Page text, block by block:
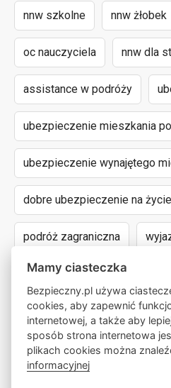
nnw szkolne nnw żłobek
oc nauczyciela nnw dla
assistance w podróży
ubezpieczenie mieszkania
ubezpieczenie wynajętego
dobre ubezpieczenie na życie
podróż zagraniczna
assistance dla aut powyżej 15
następstwa nieszczęśliwych
wyczynowe uprawianie
Mamy ciasteczka
Bezpieczny.pl używa
cookies, aby zapewnić
internetowej, a także aby
sposób strona internetowa
plikach cookies można
informacyjnej